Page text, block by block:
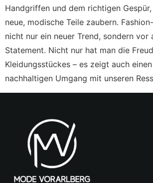
Handgriffen und dem richtigen
neue, modische Teile zaubern.
nicht nur ein neuer Trend, sondern vor
Statement. Nicht nur hat man die
Kleidungsstückes – es zeigt auch
nachhaltigen Umgang mit unseren